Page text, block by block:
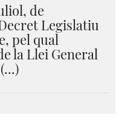
de
Legislatiu
pel qual
la Llei General